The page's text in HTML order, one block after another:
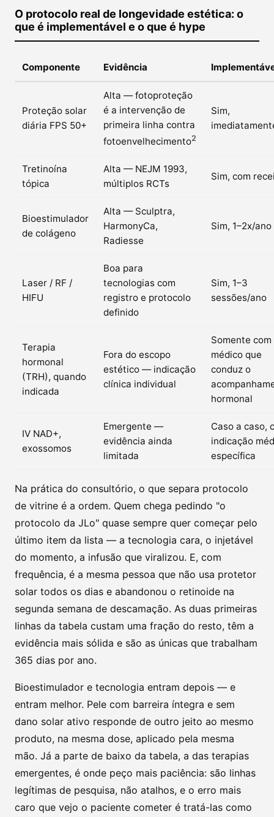
O protocolo real de longevidade estética: o
que é implementável e o que é hype
Componente Evidência
Proteção solar
diária FPS 50+
Alta — fotoproteção
é a intervenção de
primeira linha contra
fotoenvelhecimento2
Sim,
Tretinoína
tópica
Alta — NEJM 1993,
múltiplos RCTs
Sim, com
Bioestimulador
de colágeno
Alta — Sculptra,
HarmonyCa,
Radiesse
Sim, 1–2x/ano
Laser / RF /
HIFU
Boa para
tecnologias com
registro e protocolo
definido
Sim, 1–3
sessões/ano
Terapia
hormonal
(TRH), quando
indicada
Fora do escopo
estético — indicação
clínica individual
Somente com
médico que
conduz o
hormonal
IV NAD+,
exossomos
Emergente —
evidência ainda
limitada
Caso a caso,
indicação
específica
Na prática do consultório, o que separa protocolo
de vitrine é a ordem. Quem chega pedindo "o
protocolo da JLo" quase sempre quer começar pelo
último item da lista — a tecnologia cara, o injetável
do momento, a infusão que viralizou. E, com
frequência, é a mesma pessoa que não usa protetor
solar todos os dias e abandonou o retinoide na
segunda semana de descamação. As duas primeiras
linhas da tabela custam uma fração do resto, têm a
evidência mais sólida e são as únicas que trabalham
365 dias por ano.
Bioestimulador e tecnologia entram depois — e
entram melhor. Pele com barreira íntegra e sem
dano solar ativo responde de outro jeito ao mesmo
produto, na mesma dose, aplicado pela mesma
mão. Já a parte de baixo da tabela, a das terapias
emergentes, é onde peço mais paciência: são linhas
legítimas de pesquisa, não atalhos, e o erro mais
caro que vejo o paciente cometer é tratá-las como